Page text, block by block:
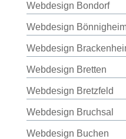
Webdesign Bondorf
Webdesign
Webdesign
Webdesign Bretten
Webdesign Bretzfeld
Webdesign Bruchsal
Webdesign Buchen